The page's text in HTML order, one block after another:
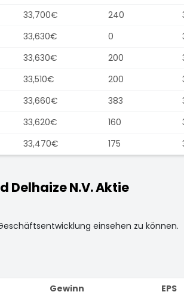
33,700€ 240
33,630€ 0
33,630€ 200
33,510€ 200
33,660€ 383
33,620€ 160
33,470€ 175
N.V. Aktie
einsehen zu können.
Gewinn EPS